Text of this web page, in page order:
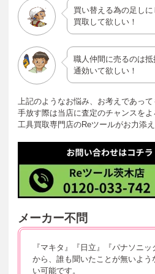
買い替える為の足し
買取して欲しい！
職人仲間に売るのは
通効いて欲しい！
上記のようなお悩み、お考えであっ
手放す際は当店に査定のチャンスをよ
工具買取専門店のReツールがお力添
メーカー不問
『マキタ』『日立』『パナソニ
から、誰も聞いたことが無いよう
い可能です。